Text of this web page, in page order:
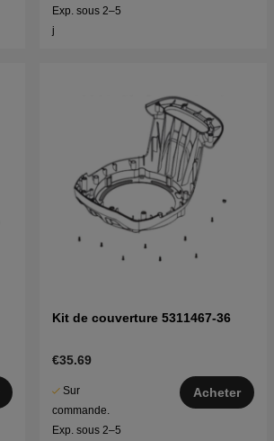
Exp. sous 2–5
j
Kit de couverture 5311467-36
€35.69
Sur
commande.
Exp. sous 2–5
Acheter